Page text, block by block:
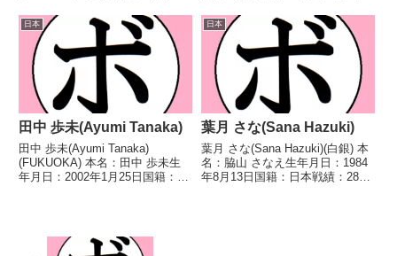
得タイトル】OPBF東洋太平洋女
子バンタム級王座 【戦歴】
2010/02/07 ●4R判...
1998/05/10 ●4R判定 0-3(36-
40、36-40、36-40) 高野 由美(山
木)19...
日本
田中 歩未(Ayumi Tanaka)
田中 歩未(Ayumi Tanaka)
(FUKUOKA) 本名：田中 歩未生
年月日：2002年1月25日国籍：日
40、36-40、37-...
日本
葉月 さな(Sana Hazuki)
葉月 さな(Sana Hazuki)(白銀) 本
名：脇山 さなえ生年月日：1984
年8月13日国籍：日本戦績：28戦